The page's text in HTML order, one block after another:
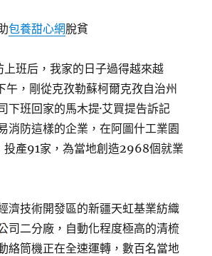
包養甜心網脫貧
班后，我家的日子過得越來越
午，剛從克孜勒蘇柯爾克孜自治州
下班回家的馬木提·艾買提告訴記
消防這樣的企業，在阿圖什工業園
投產91家，為當地創造2968個就業
濟技術開發區的新疆天虹基業紡織
司二分廠，自動化程度極高的清梳
絡筒機正在全速運轉，數百名當地